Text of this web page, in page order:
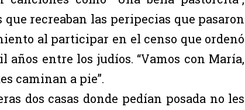
que recreaban las peripecias que pasaron
al participar en el censo que ordenó
años entre los judíos. “Vamos con María,
caminan a pie”.
dos casas donde pedían posada no les